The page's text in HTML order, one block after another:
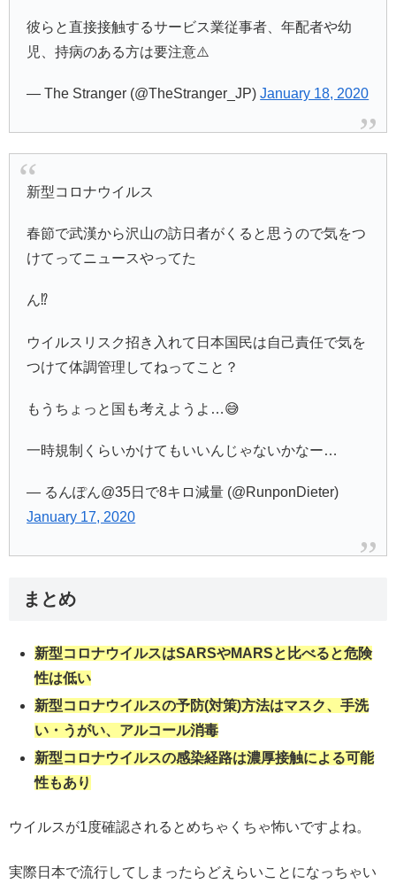
彼らと直接接触するサービス業従事者、年配者や幼
児、持病のある方は要注意⚠️
— The Stranger (@TheStranger_JP)January 18, 2020
新型コロナウイルス
春節で武漢から沢山の訪日者がくると思うので気をつ
けてってニュースやってた
ん⁉️
ウイルスリスク招き入れて日本国民は自己責任で気を
つけて体調管理してねってこと？
もうちょっと国も考えようよ…😅
一時規制くらいかけてもいいんじゃないかなー…
— るんぽん@35日で8キロ減量 (@RunponDieter)
January 17, 2020
まとめ
新型コロナウイルスはSARSやMARSと比べると危険
性は低い
新型コロナウイルスの予防(対策)方法はマスク、手洗
い・うがい、アルコール消毒
新型コロナウイルスの感染経路は濃厚接触による可能
性もあり
ウイルスが1度確認されるとめちゃくちゃ怖いですよね。
実際日本で流行してしまったらどえらいことになっちゃい